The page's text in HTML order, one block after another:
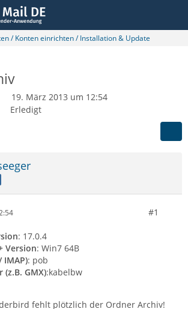
/ Konten einrichten / Installation & Update
19. März 2013 um 12:54
Erledigt
#1
: 17.0.4
Version: Win7 64B
IMAP): pob
GMX):kabelbw
fehlt plötzlich der Ordner Archiv!